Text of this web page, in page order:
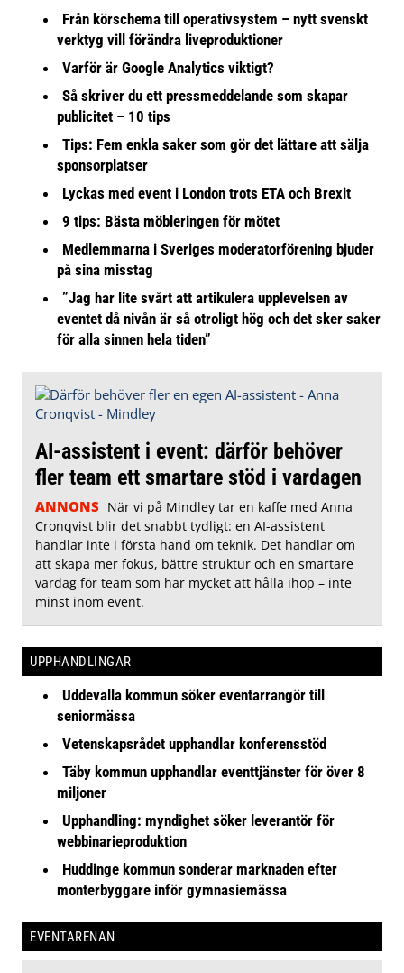
Från körschema till operativsystem – nytt svenskt
verktyg vill förändra liveproduktioner
Varför är Google Analytics viktigt?
Så skriver du ett pressmeddelande som skapar
publicitet – 10 tips
Tips: Fem enkla saker som gör det lättare att sälja
sponsorplatser
Lyckas med event i London trots ETA och Brexit
9 tips: Bästa möbleringen för mötet
Medlemmarna i Sveriges moderatorförening bjuder
på sina misstag
”Jag har lite svårt att artikulera upplevelsen av
eventet då nivån är så otroligt hög och det sker saker
för alla sinnen hela tiden”
AI-assistent i event: därför behöver
fler team ett smartare stöd i vardagen
ANNONS När vi på Mindley tar en kaffe med Anna
Cronqvist blir det snabbt tydligt: en AI-assistent
handlar inte i första hand om teknik. Det handlar om
att skapa mer fokus, bättre struktur och en smartare
vardag för team som har mycket att hålla ihop – inte
minst inom event.
UPPHANDLINGAR
Uddevalla kommun söker eventarrangör till
seniormässa
Vetenskapsrådet upphandlar konferensstöd
Täby kommun upphandlar eventtjänster för över 8
miljoner
Upphandling: myndighet söker leverantör för
webbinarieproduktion
Huddinge kommun sonderar marknaden efter
monterbyggare inför gymnasiemässa
EVENTARENAN